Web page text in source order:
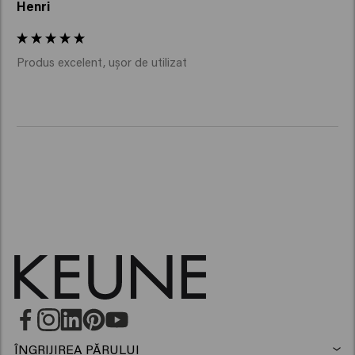
Henri
Produs excelent, ușor de utilizat
ÎNGRIJIREA PĂRULUI